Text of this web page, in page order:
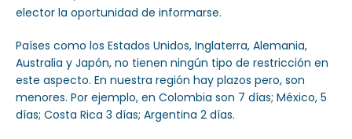
elector la oportunidad de informarse.
Países como los Estados Unidos, Inglaterra, Alemania,
Australia y Japón, no tienen ningún tipo de restricción en
este aspecto. En nuestra región hay plazos pero, son
menores. Por ejemplo, en Colombia son 7 días; México, 5
días; Costa Rica 3 días; Argentina 2 días.